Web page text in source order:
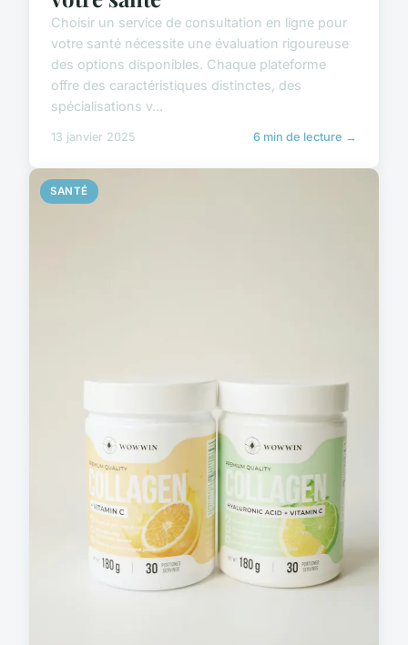
Choisir un service de consultation en ligne pour
votre santé nécessite une évaluation rigoureuse
des options disponibles. Chaque plateforme
offre des caractéristiques distinctes, des
spécialisations v...
13 janvier 2025 6 min de lecture →
SANTÉ